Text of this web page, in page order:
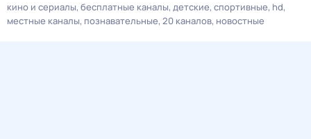
кино и сериалы бесплатные каналы детские спортивные hd
местные каналы познавательные 20 каналов новостные